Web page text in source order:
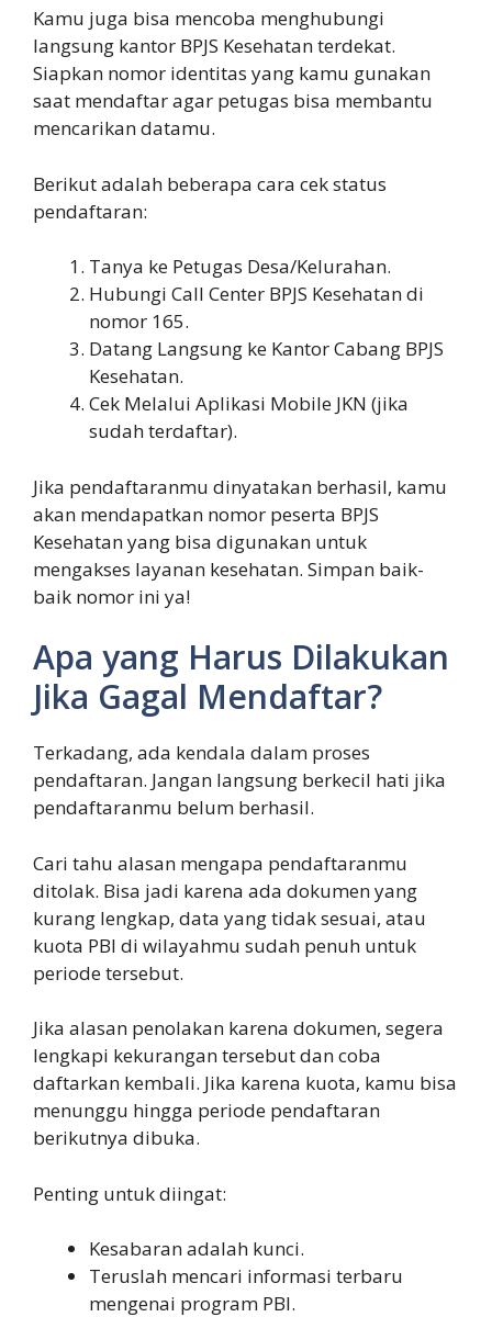
Kamu juga bisa mencoba menghubungi
langsung kantor BPJS Kesehatan terdekat.
Siapkan nomor identitas yang kamu gunakan
saat mendaftar agar petugas bisa membantu
mencarikan datamu.
Berikut adalah beberapa cara cek status
pendaftaran:
Tanya ke Petugas Desa/Kelurahan.
Hubungi Call Center BPJS Kesehatan di
nomor 165.
Datang Langsung ke Kantor Cabang BPJS
Kesehatan.
Cek Melalui Aplikasi Mobile JKN (jika
sudah terdaftar).
Jika pendaftaranmu dinyatakan berhasil, kamu
akan mendapatkan nomor peserta BPJS
Kesehatan yang bisa digunakan untuk
mengakses layanan kesehatan. Simpan baik-
baik nomor ini ya!
Apa yang Harus Dilakukan
Jika Gagal Mendaftar?
Terkadang, ada kendala dalam proses
pendaftaran. Jangan langsung berkecil hati jika
pendaftaranmu belum berhasil.
Cari tahu alasan mengapa pendaftaranmu
ditolak. Bisa jadi karena ada dokumen yang
kurang lengkap, data yang tidak sesuai, atau
kuota PBI di wilayahmu sudah penuh untuk
periode tersebut.
Jika alasan penolakan karena dokumen, segera
lengkapi kekurangan tersebut dan coba
daftarkan kembali. Jika karena kuota, kamu bisa
menunggu hingga periode pendaftaran
berikutnya dibuka.
Penting untuk diingat:
Kesabaran adalah kunci.
Teruslah mencari informasi terbaru
mengenai program PBI.